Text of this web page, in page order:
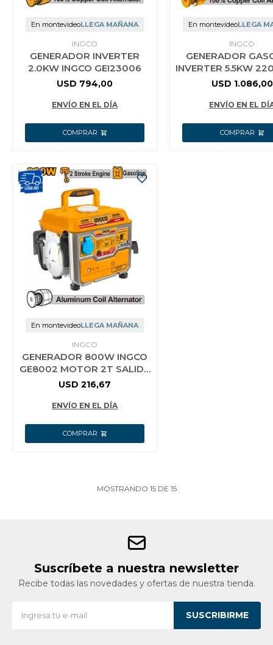
En montevideoLLEGA MAÑANA
INGCO
GENERADOR INVERTER
2.0KW INGCO GEI23006
USD 794,00
ENVÍO EN EL DÍA
En montevideoLLEGA
INGCO
GENERADOR
INVERTER 5.5KW
ONDA PURA C/
USD 1.086,00
ENVÍO EN EL
En montevideoLLEGA MAÑANA
INGCO
GENERADOR 800W INGCO
GE8002 MOTOR 2T SALIDA
CC:12V 8.3A
USD 216,67
ENVÍO EN EL DÍA
MOSTRANDO 15DE 15
Suscríbete a nuestra newsletter
Recibe todas las novedades y ofertas de nuestra tienda.
SUSCRIBIRME